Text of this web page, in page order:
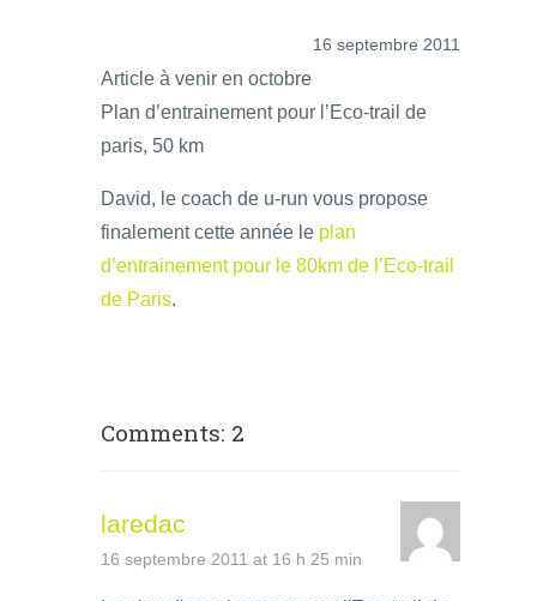
16 septembre 2011
Article à venir en octobre
Plan d’entrainement pour l’Eco-trail de
paris, 50 km
David, le coach de u-run vous propose
finalement cette année le plan
d’entrainement pour le 80km de l’Eco-trail
de Paris.
Comments: 2
laredac
16 septembre 2011 at 16 h 25 min